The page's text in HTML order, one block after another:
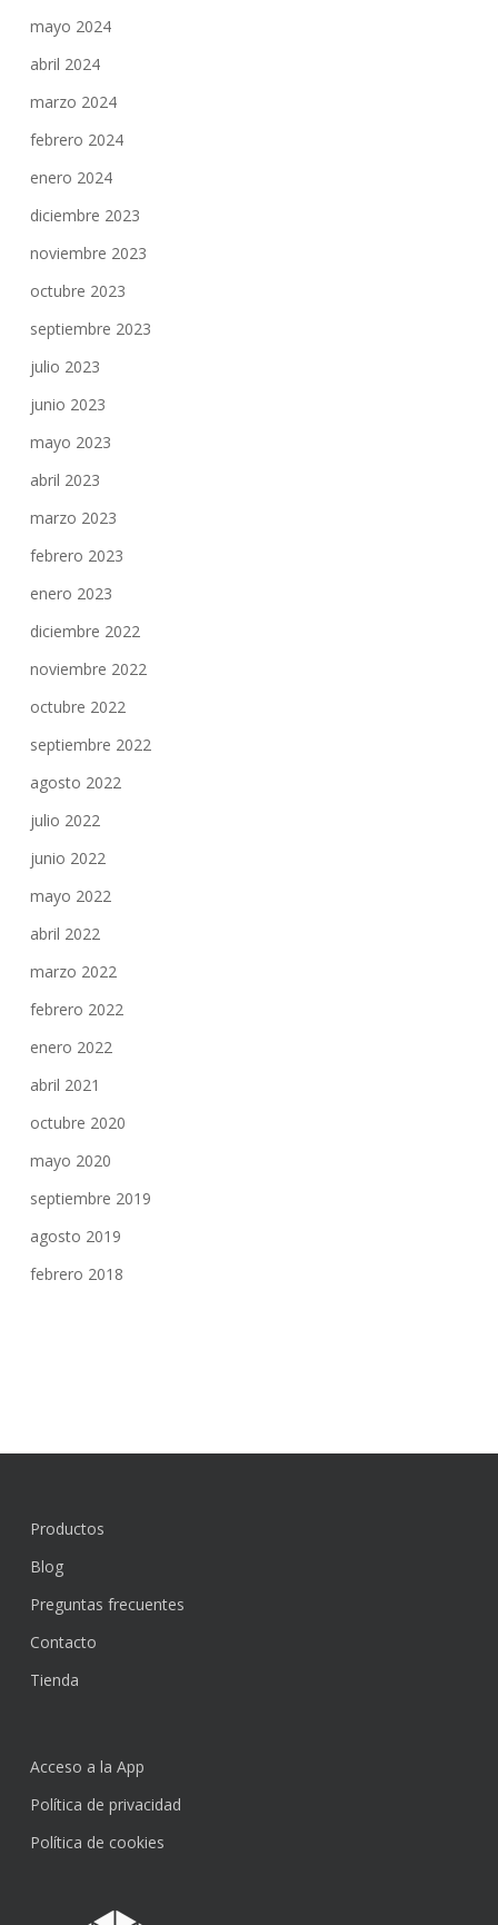
mayo 2024
abril 2024
marzo 2024
febrero 2024
enero 2024
diciembre 2023
noviembre 2023
octubre 2023
septiembre 2023
julio 2023
junio 2023
mayo 2023
abril 2023
marzo 2023
febrero 2023
enero 2023
diciembre 2022
noviembre 2022
octubre 2022
septiembre 2022
agosto 2022
julio 2022
junio 2022
mayo 2022
abril 2022
marzo 2022
febrero 2022
enero 2022
abril 2021
octubre 2020
mayo 2020
septiembre 2019
agosto 2019
febrero 2018
Productos
Blog
Preguntas frecuentes
Contacto
Tienda
Acceso a la App
Política de privacidad
Política de cookies